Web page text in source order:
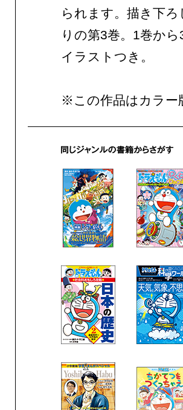
られます。描き下
りの第3巻。1巻か
イラストつき。
※この作品はカラー